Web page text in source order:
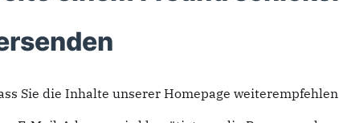
Sie die Inhalte unserer Homepage